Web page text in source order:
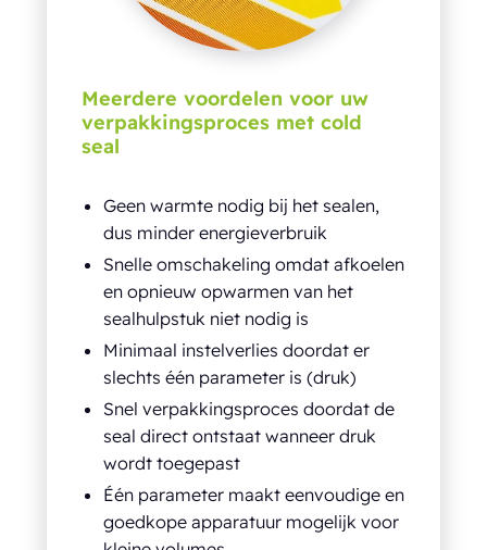
Meerdere voordelen voor uw
verpakkingsproces met cold
seal
Geen warmte nodig bij het sealen,
dus minder energieverbruik
Snelle omschakeling omdat afkoelen
en opnieuw opwarmen van het
sealhulpstuk niet nodig is
Minimaal instelverlies doordat er
slechts één parameter is (druk)
Snel verpakkingsproces doordat de
seal direct ontstaat wanneer druk
wordt toegepast
Één parameter maakt eenvoudige en
goedkope apparatuur mogelijk voor